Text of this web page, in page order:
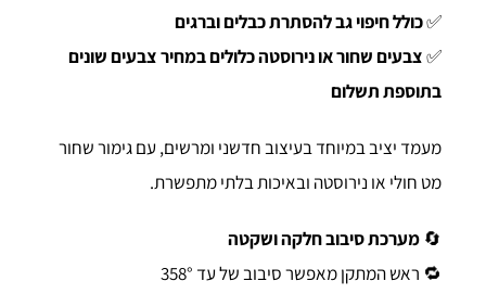
✅כולל חיפוי גב להסתרת כבלים וברגים
✅צבעים שחור או נירוסטה כלולים במחיר צבעים שונים
בתוספת תשלום
מעמד יציב במיוחד בעיצוב חדשני ומרשים, עם גימור שחור
מט חולי או נירוסטה ובאיכות בלתי מתפשרת.
🔄 מערכת סיבוב חלקה ושקטה
🔁 ראש המתקן מאפשר סיבוב של עד 358°